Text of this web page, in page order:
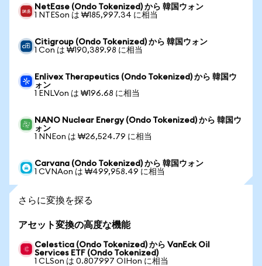
NetEase (Ondo Tokenized) から 韓国ウォン
1 NTESon は ₩185,997.34 に相当
Citigroup (Ondo Tokenized) から 韓国ウォン
1 Con は ₩190,389.98 に相当
Enlivex Therapeutics (Ondo Tokenized) から 韓国ウ
ォン
1 ENLVon は ₩196.68 に相当
NANO Nuclear Energy (Ondo Tokenized) から 韓国ウ
ォン
1 NNEon は ₩26,524.79 に相当
Carvana (Ondo Tokenized) から 韓国ウォン
1 CVNAon は ₩499,958.49 に相当
さらに変換を探る
アセット変換の高度な機能
Celestica (Ondo Tokenized) から VanEck Oil
Services ETF (Ondo Tokenized)
1 CLSon は 0.807997 OIHon に相当